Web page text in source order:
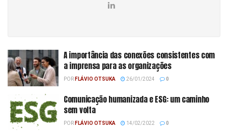
A importância das conexões consistentes com
a imprensa para as organizações
POR FLÁVIO OTSUKA 26/01/2024 0
Comunicação humanizada e ESG: um caminho
sem volta
POR FLÁVIO OTSUKA 14/02/2022 0